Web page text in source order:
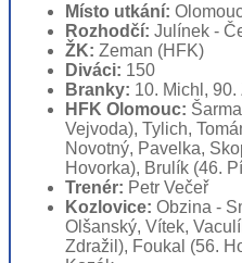
Místo utkání:
Rozhodčí: Julínek -
ŽK: Zeman (HFK)
Diváci: 150
Branky: 10. Michl, 90.
HFK Olomouc:
Vejvoda), Tylich,
Novotný, Pavelka,
Hovorka), Brulík (46.
Trenér: Petr Večeř
Kozlovice: Obzina -
Olšanský, Vítek,
Zdražil), Foukal (56.